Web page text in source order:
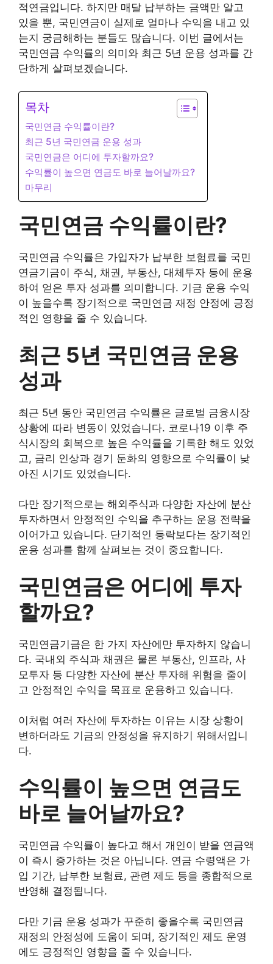
적연금입니다. 하지만 매달 납부하는 금액만 알고
있을 뿐, 국민연금이 실제로 얼마나 수익을 내고 있
는지 궁금해하는 분들도 많습니다. 이번 글에서는
국민연금 수익률의 의미와 최근 5년 운용 성과를 간
단하게 살펴보겠습니다.
목차
국민연금 수익률이란?
최근 5년 국민연금 운용 성과
국민연금은 어디에 투자할까요?
수익률이 높으면 연금도 바로 늘어날까요?
마무리
국민연금 수익률이란?
국민연금 수익률은 가입자가 납부한 보험료를 국민
연금기금이 주식, 채권, 부동산, 대체투자 등에 운용
하여 얻은 투자 성과를 의미합니다. 기금 운용 수익
이 높을수록 장기적으로 국민연금 재정 안정에 긍정
적인 영향을 줄 수 있습니다.
최근 5년 국민연금 운용
성과
최근 5년 동안 국민연금 수익률은 글로벌 금융시장
상황에 따라 변동이 있었습니다. 코로나19 이후 주
식시장의 회복으로 높은 수익률을 기록한 해도 있었
고, 금리 인상과 경기 둔화의 영향으로 수익률이 낮
아진 시기도 있었습니다.
다만 장기적으로는 해외주식과 다양한 자산에 분산
투자하면서 안정적인 수익을 추구하는 운용 전략을
이어가고 있습니다. 단기적인 등락보다는 장기적인
운용 성과를 함께 살펴보는 것이 중요합니다.
국민연금은 어디에 투자
할까요?
국민연금기금은 한 가지 자산에만 투자하지 않습니
다. 국내외 주식과 채권은 물론 부동산, 인프라, 사
모투자 등 다양한 자산에 분산 투자해 위험을 줄이
고 안정적인 수익을 목표로 운용하고 있습니다.
이처럼 여러 자산에 투자하는 이유는 시장 상황이
변하더라도 기금의 안정성을 유지하기 위해서입니
다.
수익률이 높으면 연금도
바로 늘어날까요?
국민연금 수익률이 높다고 해서 개인이 받을 연금액
이 즉시 증가하는 것은 아닙니다. 연금 수령액은 가
입 기간, 납부한 보험료, 관련 제도 등을 종합적으로
반영해 결정됩니다.
다만 기금 운용 성과가 꾸준히 좋을수록 국민연금
재정의 안정성에 도움이 되며, 장기적인 제도 운영
에도 긍정적인 영향을 줄 수 있습니다.